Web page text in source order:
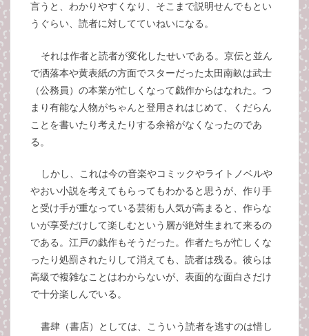
言うと、わかりやすくなり、そこまで説明せんでもとい
うぐらい、読者に対してていねいになる。
それは作者と読者が変化したせいである。京伝と並ん
で洒落本や黄表紙の方面でスターだった太田南畝は武士
（公務員）の本業が忙しくなって戯作からはなれた。つ
まり有能な人物がちゃんと登用されはじめて、くだらん
ことを書いたり考えたりする余裕がなくなったのであ
る。
しかし、これは今の音楽やコミックやライトノベルや
やおい小説を考えてもらってもわかると思うが、作り手
と受け手が重なっている芸術も人気が高まると、作らな
いが享受だけして楽しむという層が絶対生まれて来るの
である。江戸の戯作もそうだった。作者たちが忙しくな
ったり処罰されたりして消えても、読者は残る。彼らは
高級で複雑なことはわからないが、表面的な面白さだけ
で十分楽しんでいる。
書肆（書店）としては、こういう読者を逃すのは惜し